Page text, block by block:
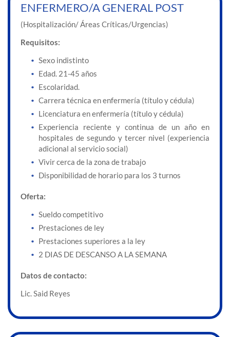
ENFERMERO/A GENERAL POST
(Hospitalización/ Áreas Críticas/Urgencias)
Requisitos:
Sexo indistinto
Edad. 21-45 años
Escolaridad.
Carrera técnica en enfermería (título y cédula)
Licenciatura en enfermería (título y cédula)
Experiencia reciente y continua de un año en
hospitales de segundo y tercer nivel (experiencia
adicional al servicio social)
Vivir cerca de la zona de trabajo
Disponibilidad de horario para los 3 turnos
Oferta:
Sueldo competitivo
Prestaciones de ley
Prestaciones superiores a la ley
2 DIAS DE DESCANSO A LA SEMANA
Datos de contacto:
Lic. Said Reyes